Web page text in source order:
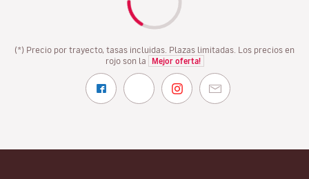
(*) Precio por trayecto, tasas incluidas. Plazas limitadas. Los precios en
rojo son la
Mejor oferta!